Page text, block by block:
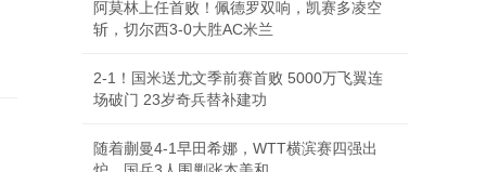
阿莫林上任首败！佩德罗双响，凯赛多凌空
斩，切尔西3-0大胜AC米兰
2-1！国米送尤文季前赛首败 5000万飞翼连
场破门 23岁奇兵替补建功
随着蒯曼4-1早田希娜，WTT横滨赛四强出